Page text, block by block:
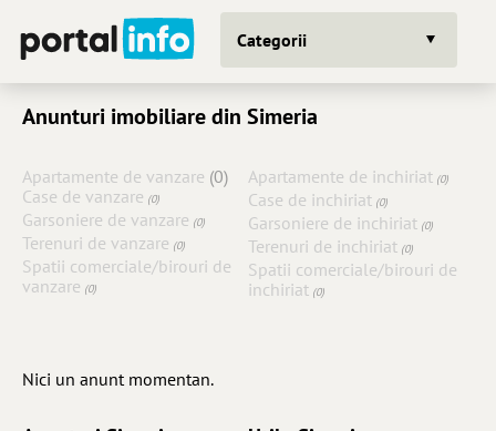
Categorii
Anunturi imobiliare din Simeria
Apartamente de vanzare (0)
Case de vanzare (0)
Garsoniere de vanzare (0)
Terenuri de vanzare (0)
Spatii comerciale/birouri de
vanzare (0)
Apartamente de inchiriat (0)
Case de inchiriat (0)
Garsoniere de inchiriat (0)
Terenuri de inchiriat (0)
Spatii comerciale/birouri de
inchiriat (0)
Nici un anunt momentan.